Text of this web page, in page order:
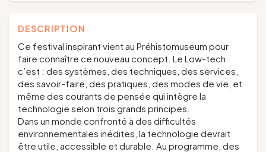
DESCRIPTION
Ce festival inspirant vient au Préhistomuseum pour
faire connaître ce nouveau concept. Le Low-tech
c’est : des systèmes, des techniques, des services,
des savoir-faire, des pratiques, des modes de vie, et
même des courants de pensée qui intègre la
technologie selon trois grands principes.
Dans un monde confronté à des difficultés
environnementales inédites, la technologie devrait
être utile, accessible et durable. Au programme, des